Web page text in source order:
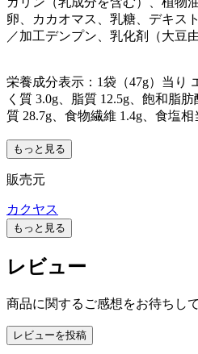
卵、カカオマス、乳糖、デキス
／加工デンプン、乳化剤（大豆
栄養成分表示：1袋（47g）当り
く質 3.0g、脂質 12.5g、飽和脂
質 28.7g、食物繊維 1.4g、食塩相
もっと見る
販売元
カクヤス
もっと見る
レビュー
商品に関するご感想をお待ちし
レビューを投稿